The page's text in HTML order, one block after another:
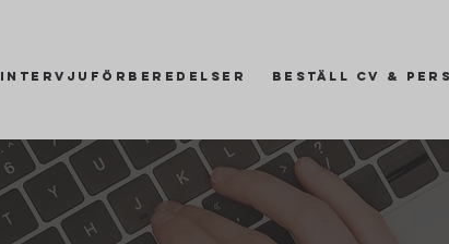
Intervjuförberedelser Beställ CV &